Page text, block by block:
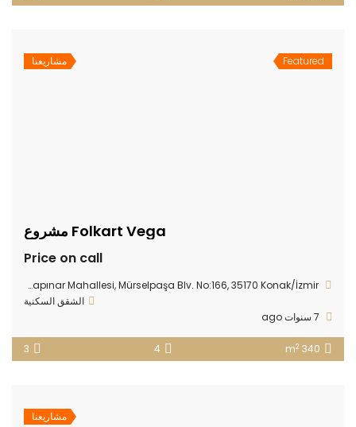
Featured مشاريعنا
Folkart Vega مشروع
Price on call
alkapınar Mahallesi, Mürselpaşa Blv. No:166, 35170 Konak/İzmir
الشقق السكنية
340 m
2
4
3
مشاريعنا